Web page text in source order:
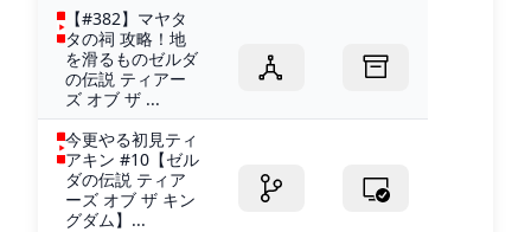
【#382】マヤタ
タの祠 攻略！地
を滑るものゼルダ
の伝説 ティアー
ズ オブ ザ ...
今更やる初見ティ
アキン #10【ゼル
ダの伝説 ティア
ーズ オブ ザ キン
グダム】...